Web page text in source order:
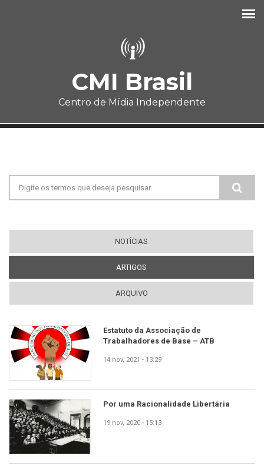
CMI Brasil
Centro de Mídia Independente
Formulário de busca
NOTÍCIAS
ARTIGOS
ARQUIVO
Estatuto da Associação de
Trabalhadores de Base – ATB
14 nov, 2021 - 13:29
Por uma Racionalidade Libertária
19 nov, 2020 - 15:13